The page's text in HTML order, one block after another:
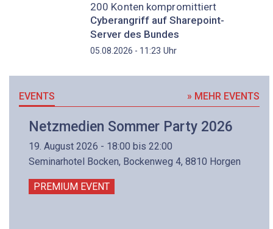
200 Konten kompromittiert
Cyberangriff auf Sharepoint-
Server des Bundes
05.08.2026 - 11:23 Uhr
EVENTS » MEHR EVENTS
Netzmedien Sommer Party 2026
19. August 2026 - 18:00 bis 22:00
Seminarhotel Bocken, Bockenweg 4, 8810 Horgen
PREMIUM EVENT